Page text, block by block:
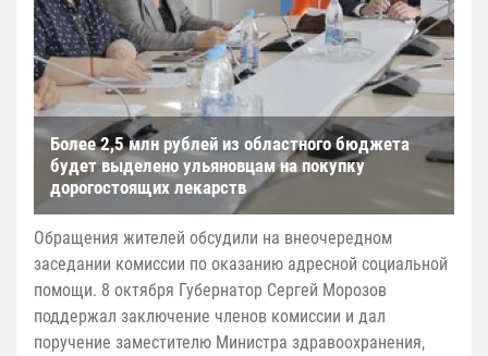
Более 2,5 млн рублей из областного бюджета
будет выделено ульяновцам на покупку
дорогостоящих лекарств
Обращения жителей обсудили на внеочередном
заседании комиссии по оказанию адресной социальной
помощи. 8 октября Губернатор Сергей Морозов
поддержал заключение членов комиссии и дал
поручение заместителю Министра здравоохранения,